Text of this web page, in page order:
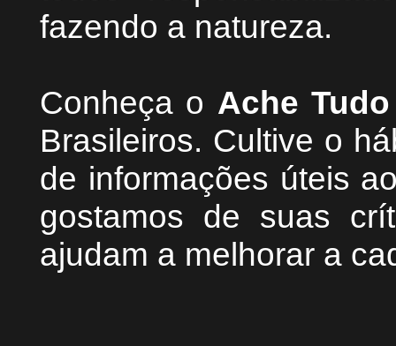
fazendo a natureza.
Conheça o Ache
Brasileiros. Cultive o
de informações úteis
gostamos de suas
ajudam a melhorar a